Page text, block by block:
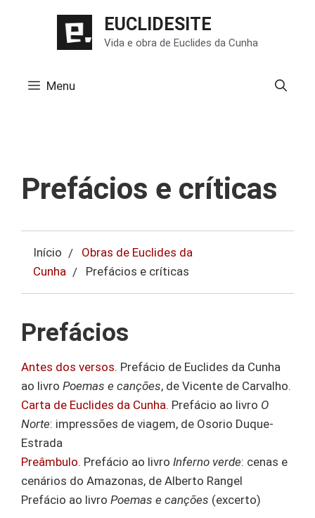
EUCLIDESITE
Vida e obra de Euclides da Cunha
Menu
Prefácios e críticas
Início
Obras de Euclides da
Cunha
Prefácios e críticas
Prefácios
Antes dos versos. Prefácio de Euclides da Cunha
ao livro Poemas e canções, de Vicente de Carvalho.
Carta de Euclides da Cunha. Prefácio ao livro O
Norte: impressões de viagem, de Osorio Duque-
Estrada
Preâmbulo. Prefácio ao livro Inferno verde: cenas e
cenários do Amazonas, de Alberto Rangel
Prefácio ao livro Poemas e canções (excerto)